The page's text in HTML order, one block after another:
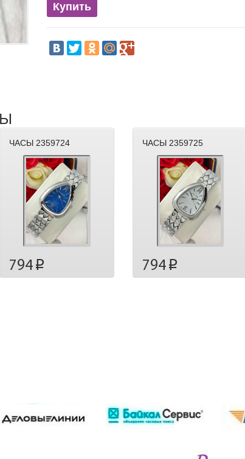
Купить
ЧАСЫ 2359724
794p
ЧАСЫ 2359725
794 p